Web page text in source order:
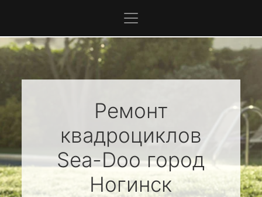
Ремонт
квадроциклов
Sea-Dooгород
Ногинск